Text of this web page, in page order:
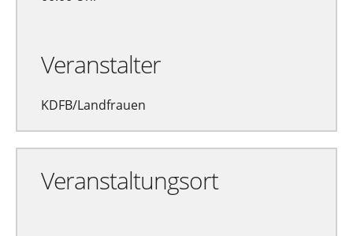
Veranstalter
KDFB/Landfrauen
Veranstaltungsort